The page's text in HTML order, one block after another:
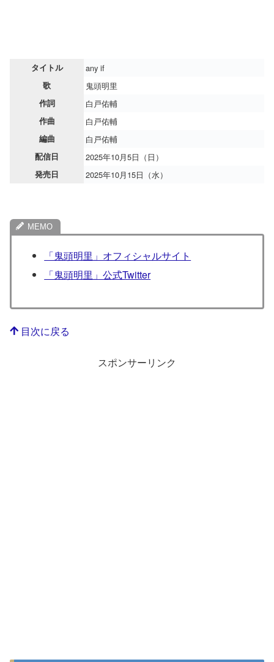
タイトル any if
歌 鬼頭明里
作詞 白戸佑輔
作曲 白戸佑輔
編曲 白戸佑輔
配信日 2025年10月5日（日）
発売日 2025年10月15日（水）
「鬼頭明里」オフィシャルサイト
「鬼頭明里」公式Twitter
目次に戻る
スポンサーリンク